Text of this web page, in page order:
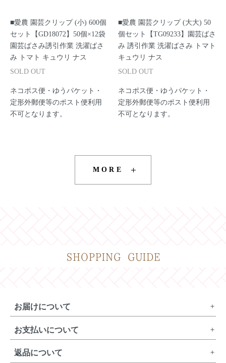
■愛農 園芸クリップ (小) 600個
セット【GD18072】50個×12袋
園芸ばさみ誘引作業 洗濯ばさ
み トマト キュウリ ナス
SOLD OUT
ネコポス便・ゆうパケット・
定形外郵便等のポスト便利用
不可となります。
■愛農 園芸クリップ (大大) 50
個セット【TG09233】園芸ばさ
み 誘引作業 洗濯ばさみ トマト
キュウリ ナス
SOLD OUT
ネコポス便・ゆうパケット・
定形外郵便等のポスト便利用
不可となります。
MORE
SHOPPING GUIDE
お届けについて
お支払いについて
返品について